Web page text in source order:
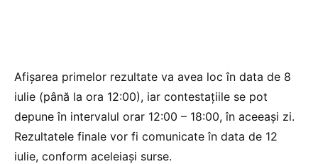
Afișarea primelor rezultate va avea loc în data de 8
iulie (până la ora 12:00), iar contestațiile se pot
depune în intervalul orar 12:00 – 18:00, în aceeași zi.
Rezultatele finale vor fi comunicate în data de 12
iulie, conform aceleiași surse.